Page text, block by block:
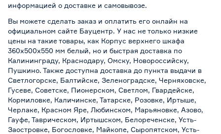
информацией о доставке и самовывозе.
Вы можете сделать заказ и оплатить его онлайн на
официальном сайте Бауцентр. У нас не только низкие
цены на такие товары, как Корпус верхнего шкафа
360х500х550 мм белый, но и быстрая доставка по
Калининграду, Краснодару, Омску, Новороссийску,
Пушкино. Также доступна доставка до пункта выдачи в
Светлогорске, Балтийске, Зеленоградске, Черняховске,
Гусеве, Советске, Пионерском, Светлом, Гвардейске,
Кормиловке, Каличинске, Татарске, Розовке, Иртыше,
Черлаке, Красном Яре, Любинском, Марьяновке, Азово,
Гауфе, Таврическом, Иртышском, Белореченске, Усть-
Заостровке, Богословке, Майкопе, Сыропятском, Усть-